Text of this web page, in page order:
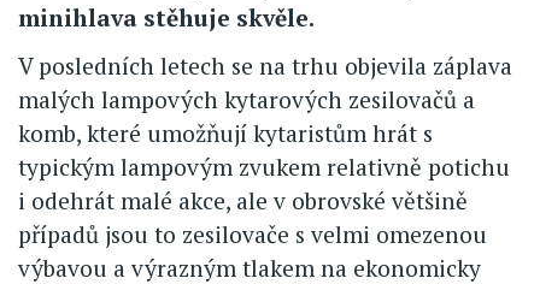
minihlava stěhuje skvěle.
V posledních letech se na trhu objevila záplava
malých lampových kytarových zesilovačů a
komb, které umožňují kytaristům hrát s
typickým lampovým zvukem relativně potichu
i odehrát malé akce, ale v obrovské většině
případů jsou to zesilovače s velmi omezenou
výbavou a výrazným tlakem na ekonomicky